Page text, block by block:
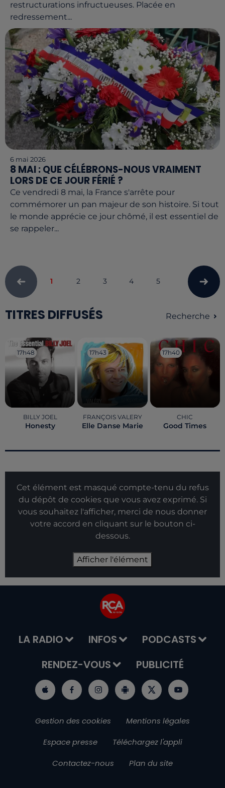
restructurations infructueuses. Placée en
redressement...
6 mai 2026
8 MAI : QUE CÉLÉBRONS-NOUS VRAIMENT
LORS DE CE JOUR FÉRIÉ ?
Ce vendredi 8 mai, la France s'arrête pour
commémorer un pan majeur de son histoire. Si tout
le monde apprécie ce jour chômé, il est essentiel de
se rappeler...
1 2 3 4 5
TITRES DIFFUSÉS Recherche
17h48
17h48
BILLY JOEL
Honesty
17h43
17h43
FRANÇOIS VALERY
Elle Danse Marie
17h40
17h40
CHIC
Good Times
Cet élément est masqué compte-tenu du refus
du dépôt de cookies que vous avez exprimé. Si
vous souhaitez l'afficher, merci de nous donner
votre accord en cliquant sur le bouton ci-
dessous.
Afficher l'élément
LA RADIO INFOS
PODCASTS
RENDEZ-VOUS
PUBLICITÉ
Gestion des cookies
Mentions légales
Espace presse
Téléchargez l'appli
Contactez-nous
Plan du site